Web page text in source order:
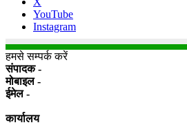
YouTube
Instagram
हमसे सम्पर्क करें
संपादक -
मोबाइल -
ईमेल -
कार्यालय